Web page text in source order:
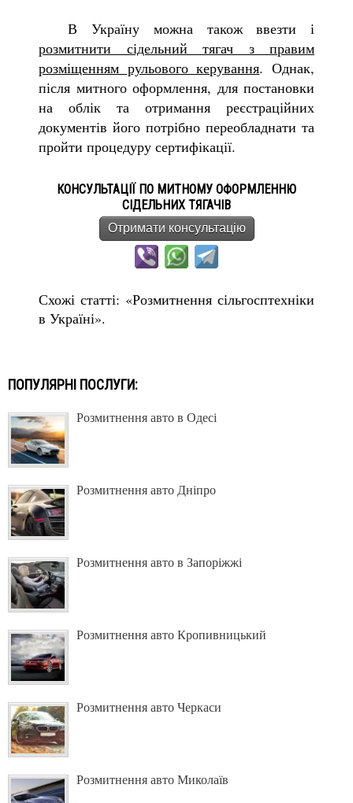
В Україну можна також ввезти і
розмитнити сідельний тягач з правим
розміщенням рульового керування. Однак,
після митного оформлення, для постановки
на облік та отримання реєстраційних
документів його потрібно переобладнати та
пройти процедуру сертифікації.
КОНСУЛЬТАЦІЇ ПО МИТНОМУ ОФОРМЛЕННЮ
СІДЕЛЬНИХ ТЯГАЧІВ
Отримати консультацію
Схожі статті: «Розмитнення сільгосптехніки
в Україні».
ПОПУЛЯРНІ ПОСЛУГИ:
Розмитнення авто в Одесі
Розмитнення авто Дніпро
Розмитнення авто в Запоріжжі
Розмитнення авто Кропивницький
Розмитнення авто Черкаси
Розмитнення авто Миколаїв